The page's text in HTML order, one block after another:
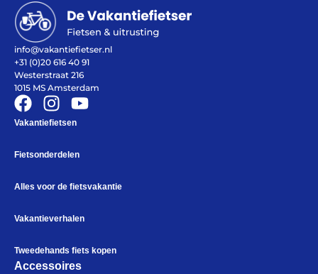
info@vakantiefietser.nl
+31 (0)20 616 40 91
Westerstraat 216
1015 MS Amsterdam
Vakantiefietsen
Fietsonderdelen
Alles voor de fietsvakantie
Vakantieverhalen
Tweedehands fiets kopen
Accessoires